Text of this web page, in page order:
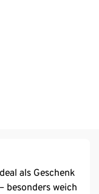
als Geschenk
besonders weich